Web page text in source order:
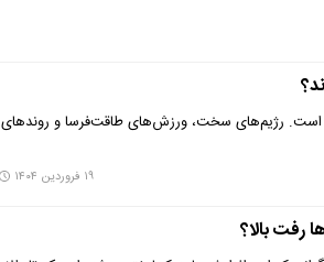
است. رژیم‌های سخت، ورزش‌های طاقت‌فرسا و روندهای
۱۹ فروردین ۱۴۰۴
رفت بالا؟